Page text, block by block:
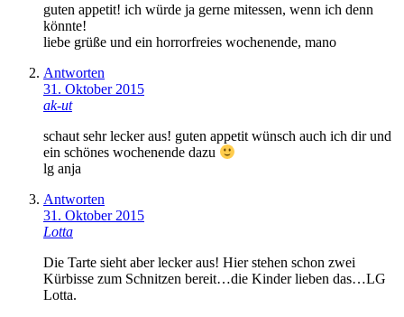
guten appetit! ich würde ja gerne mitessen, wenn ich denn
könnte!
liebe grüße und ein horrorfreies wochenende, mano
Antworten
31. Oktober 2015
ak-ut
schaut sehr lecker aus! guten appetit wünsch auch ich dir und
ein schönes wochenende dazu
lg anja
Antworten
31. Oktober 2015
Lotta
Die Tarte sieht aber lecker aus! Hier stehen schon zwei
Kürbisse zum Schnitzen bereit…die Kinder lieben das…LG
Lotta.